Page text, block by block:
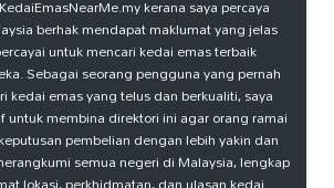
kerana saya percaya
berhak mendapat maklumat yang jelas
untuk mencari kedai emas terbaik
Sebagai seorang pengguna yang pernah
kedai emas yang telus dan berkualiti, saya
membina direktori ini agar orang ramai
pembelian dengan lebih yakin dan
semua negeri di Malaysia, lengkap